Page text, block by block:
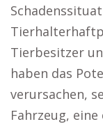
Tierbesitzer
haben das
verursachen,
Fahrzeug,